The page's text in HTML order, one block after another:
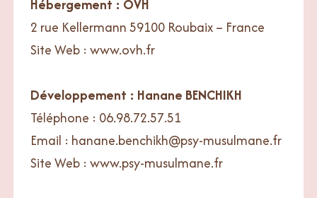
Hébergement : OVH
2 rue Kellermann 59100 Roubaix – France
Site Web : www.ovh.fr
Développement : Hanane BENCHIKH
Téléphone : 06.98.72.57.51
Email : hanane.benchikh@psy-musulmane.fr
Site Web : www.psy-musulmane.fr